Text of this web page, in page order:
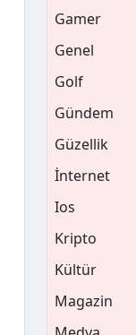
Gamer
Genel
Golf
Gündem
Güzellik
İnternet
Ios
Kripto
Kültür
Magazin